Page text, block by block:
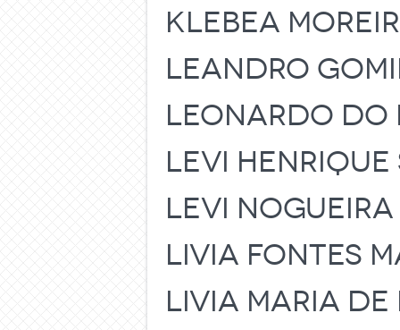
KLEBEA
LEANDRO
LEONARDO DO
LEVI
LEVI NOGUEIRA
LIVIA FONTES
LIVIA MARIA